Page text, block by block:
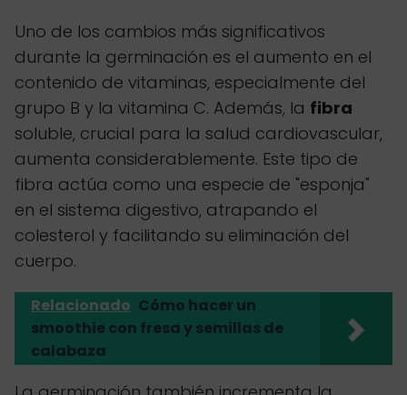
Uno de los cambios más significativos
durante la germinación es el aumento en el
contenido de vitaminas, especialmente del
grupo B y la vitamina C. Además, la fibra
soluble, crucial para la salud cardiovascular,
aumenta considerablemente. Este tipo de
fibra actúa como una especie de "esponja"
en el sistema digestivo, atrapando el
colesterol y facilitando su eliminación del
cuerpo.
Relacionado Cómo hacer un
smoothie con fresa y semillas de
calabaza